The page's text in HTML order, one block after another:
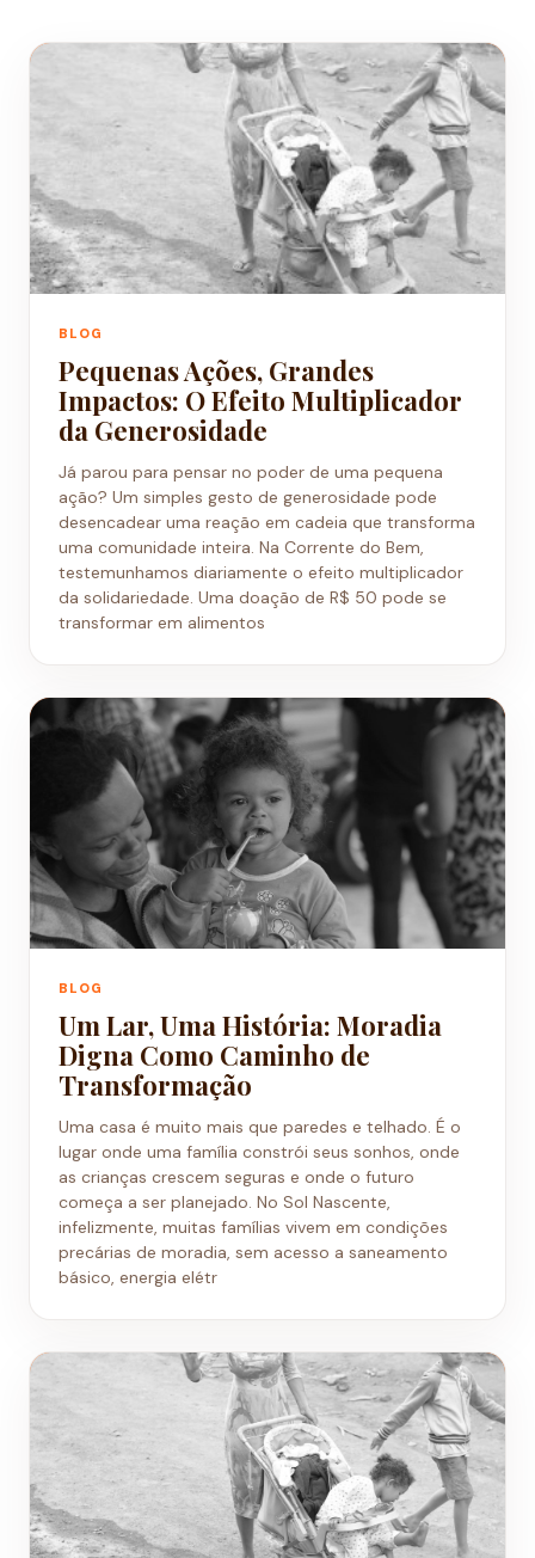
BLOG
Pequenas Ações, Grandes
Impactos: O Efeito Multiplicador
da Generosidade
Já parou para pensar no poder de uma pequena
ação? Um simples gesto de generosidade pode
desencadear uma reação em cadeia que transforma
uma comunidade inteira. Na Corrente do Bem,
testemunhamos diariamente o efeito multiplicador
da solidariedade. Uma doação de R$ 50 pode se
transformar em alimentos
BLOG
Um Lar, Uma História: Moradia
Digna Como Caminho de
Transformação
Uma casa é muito mais que paredes e telhado. É o
lugar onde uma família constrói seus sonhos, onde
as crianças crescem seguras e onde o futuro
começa a ser planejado. No Sol Nascente,
infelizmente, muitas famílias vivem em condições
precárias de moradia, sem acesso a saneamento
básico, energia elétr